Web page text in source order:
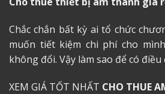
Chắc chắn bất kỳ ai tổ chức
muốn tiết kiệm chi phí cho
không đổi. Vậy làm sao để có điều
XEM GIÁ TỐT NHẤT CHO THUE